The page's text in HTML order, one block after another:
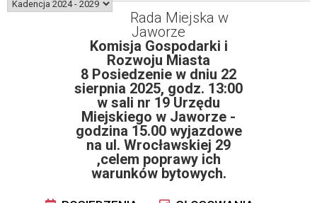
Rada Miejska w
Jaworze
Komisja Gospodarki i
Rozwoju Miasta
8 Posiedzenie w dniu 22
sierpnia 2025, godz. 13:00
w sali nr 19 Urzędu
Miejskiego w Jaworze -
godzina 15.00 wyjazdowe
na ul. Wrocławskiej 29
,celem poprawy ich
warunków bytowych.